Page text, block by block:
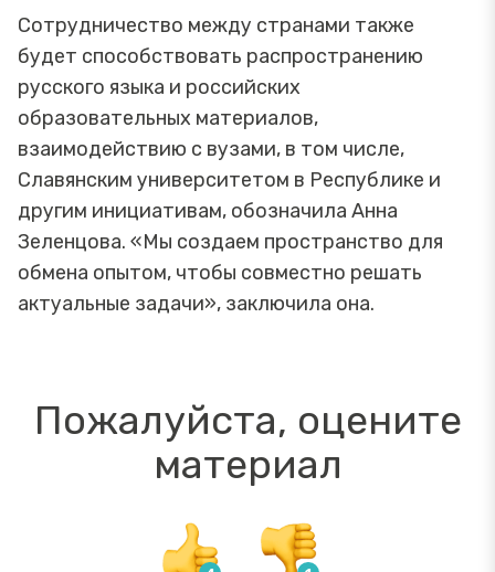
Сотрудничество между странами также
будет способствовать распространению
русского языка и российских
образовательных материалов,
взаимодействию с вузами, в том числе,
Славянским университетом в Республике и
другим инициативам, обозначила Анна
Зеленцова. «Мы создаем пространство для
обмена опытом, чтобы совместно решать
актуальные задачи», заключила она.
Пожалуйста, оцените
материал